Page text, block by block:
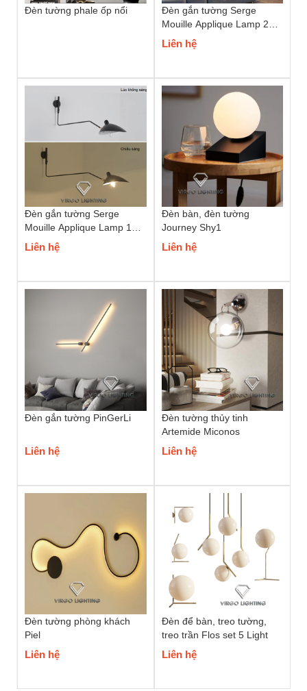
Đèn tường phale ốp nổi
Đèn gắn tường Serge
Mouille Applique Lamp 2
bóng
Liên hệ
Đèn gắn tường Serge
Mouille Applique Lamp 1
bóng
Liên hệ
Đèn bàn, đèn tường
Journey Shy1
Liên hệ
Đèn gắn tường PinGerLi
Liên hệ
Đèn tường thủy tinh
Artemide Miconos
Liên hệ
Đèn tường phòng khách
Piel
Liên hệ
Đèn để bàn, treo tường,
treo trần Flos set 5 Light
Liên hệ